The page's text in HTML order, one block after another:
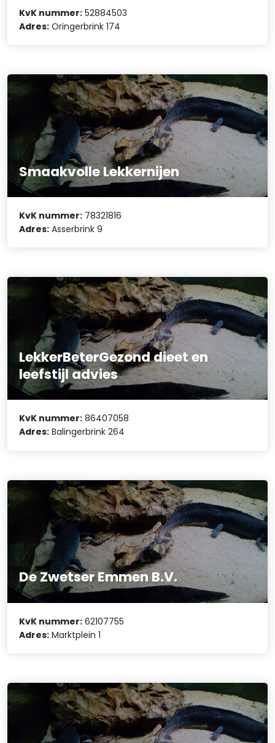
KvK nummer: 52884503
Adres: Oringerbrink 174
Smaakvolle Lekkernijen
KvK nummer: 78321816
Adres: Asserbrink 9
LekkerBeterGezond dieet en
leefstijl advies
KvK nummer: 86407058
Adres: Balingerbrink 264
De Zwetser Emmen B.V.
KvK nummer: 62107755
Adres: Marktplein 1